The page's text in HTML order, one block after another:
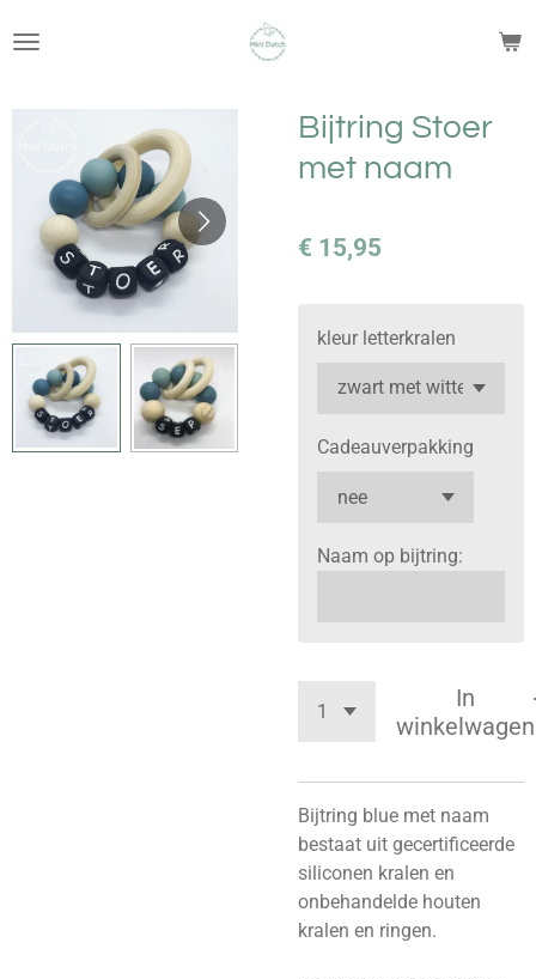
direct
hoofdinhoud
Bijtring Stoer
met naam
€ 15,95
kleur letterkralen
Cadeauverpakking
Naam op bijtring:
In
winkelwagen
Bijtring blue met naam
bestaat uit gecertificeerde
siliconen kralen en
onbehandelde houten
kralen en ringen.